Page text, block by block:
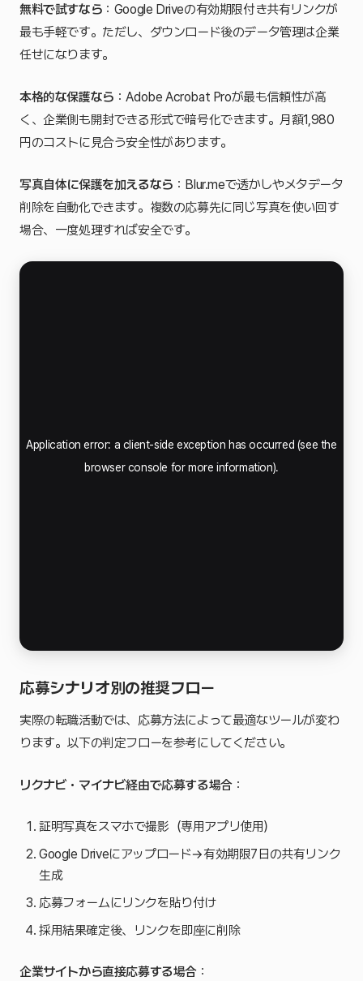
無料で試すなら ：Google Driveの有効期限付き共有リンクが
最も手軽です。ただし、ダウンロード後のデータ管理は企業
任せになります。
本格的な保護なら ：Adobe Acrobat Proが最も信頼性が高
く、企業側も開封できる形式で暗号化できます。月額1,980
円のコストに見合う安全性があります。
写真自体に保護を加えるなら ：Blur.meで透かしやメタデータ
削除を自動化できます。複数の応募先に同じ写真を使い回す
場合、一度処理すれば安全です。
応募シナリオ別の推奨フロー
実際の転職活動では、応募方法によって最適なツールが変わ
ります。以下の判定フローを参考にしてください。
リクナビ・マイナビ経由で応募する場合：
証明写真をスマホで撮影（専用アプリ使用）
Google Driveにアップロード→有効期限7日の共有リンク
生成
応募フォームにリンクを貼り付け
採用結果確定後、リンクを即座に削除
企業サイトから直接応募する場合 ：